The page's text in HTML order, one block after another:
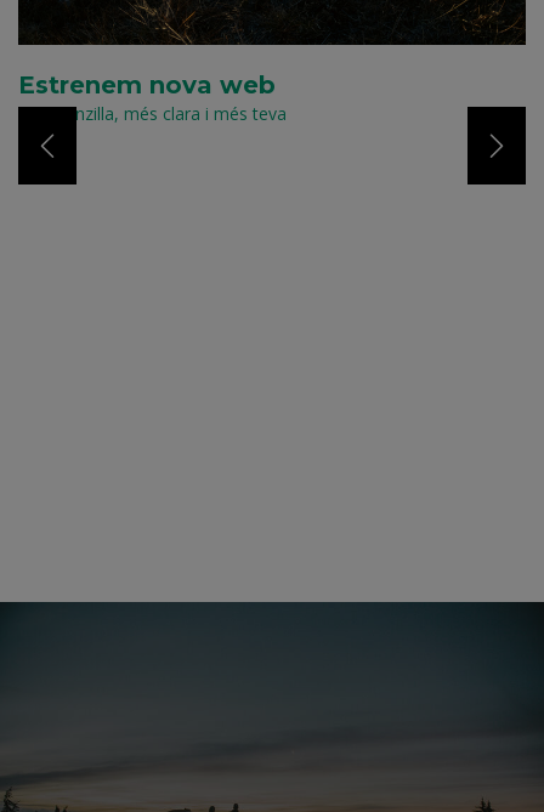
Estrenem nova web
Més senzilla, més clara i més teva